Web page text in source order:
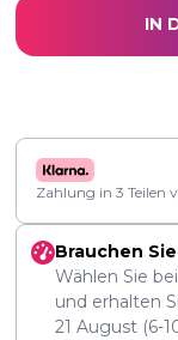
IN
Zahlung in 3 Teilen
Brauchen
Wählen Sie
und erhalten
21 August (6-